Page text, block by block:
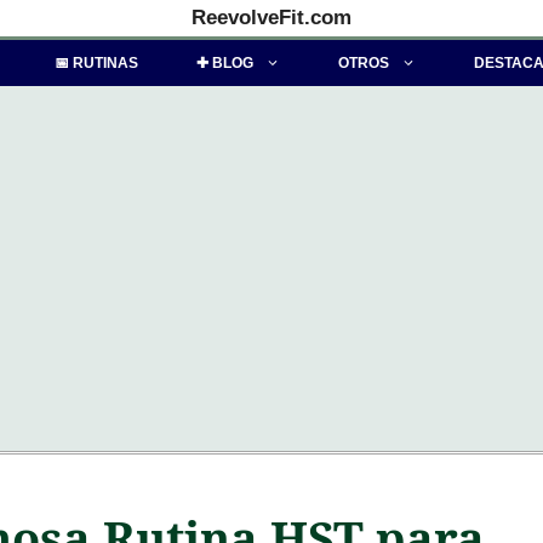
ReevolveFit.com
📅 RUTINAS ✚ BLOG OTROS